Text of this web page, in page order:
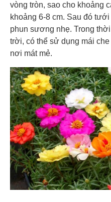
vòng tròn, sao cho khoảng
khoảng 6-8 cm. Sau đó
phun sương nhẹ. Trong
trời, có thể sử dụng mái
nơi mát mẻ.